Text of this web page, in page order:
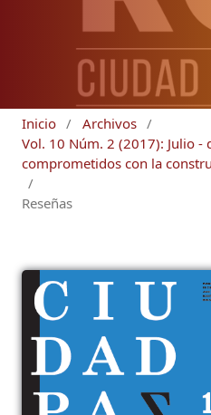
Inicio / Archivos /
Vol. 10 Núm. 2 (2017): Julio -
comprometidos con la
/
Reseñas